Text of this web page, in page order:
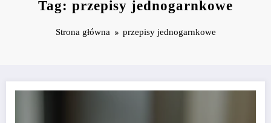
Tag: przepisy jednogarnkowe
Strona główna przepisy jednogarnkowe